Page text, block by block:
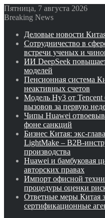
Пятница, 7 августа 2026
Breaking News
Деловые новости
Сотрудничество в
встречи ученых и
ИИ DeepSeek
моделей
Пенсионная система
неактивных счетов
Модель Hy3 от
вызовов за первую
Чипы Huawei
фоне санкций
Бизнес Китая: экс-
LightMake – B2B-
производства
Huawei и бамбуковая
авторских правах
Импорт офисной
процедуры оценки
Ответные меры Китая
сертификационные